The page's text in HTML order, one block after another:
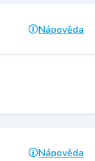
Nápověda
Nápověda